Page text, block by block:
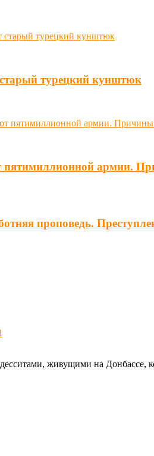
турецкий кунштюк
пятимиллионной армии.
проповедь.
живущими на